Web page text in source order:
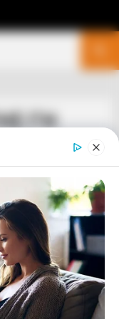
ΓΗ